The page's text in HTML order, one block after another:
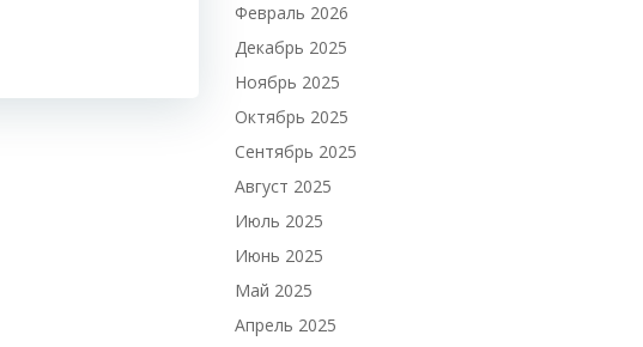
Февраль 2026
Декабрь 2025
Ноябрь 2025
Октябрь 2025
Сентябрь 2025
Август 2025
Июль 2025
Июнь 2025
Май 2025
Апрель 2025